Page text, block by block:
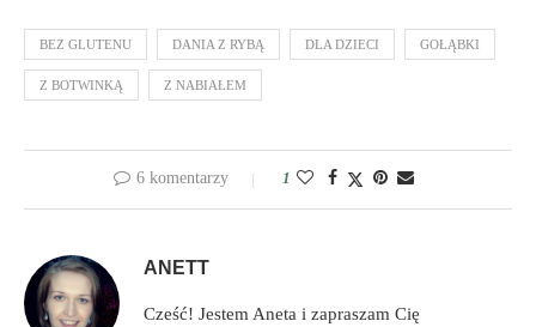
BEZ GLUTENU DANIA Z RYBĄ DLA DZIECI GOŁĄBKI
Z BOTWINKĄ Z NABIAŁEM
6 komentarzy 1
ANETT
Cześć! Jestem Aneta i zapraszam Cię